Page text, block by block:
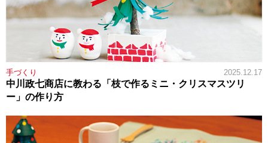
手づくり 2025.12.17
中川政七商店に教わる「枝で作るミニ・クリスマスツリ
ー」の作り方